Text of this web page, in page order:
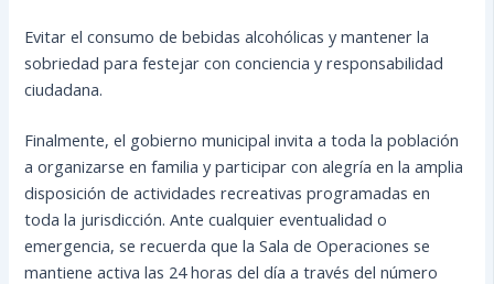
Evitar el consumo de bebidas alcohólicas y mantener la
sobriedad para festejar con conciencia y responsabilidad
ciudadana.
Finalmente, el gobierno municipal invita a toda la población
a organizarse en familia y participar con alegría en la amplia
disposición de actividades recreativas programadas en
toda la jurisdicción. Ante cualquier eventualidad o
emergencia, se recuerda que la Sala de Operaciones se
mantiene activa las 24 horas del día a través del número